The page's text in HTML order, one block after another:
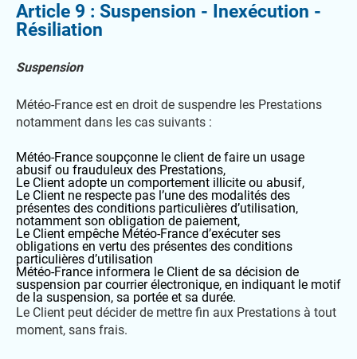
Article 9 : Suspension - Inexécution -
Résiliation
Suspension
Météo-France est en droit de suspendre les Prestations
notamment dans les cas suivants :
Météo-France soupçonne le client de faire un usage
abusif ou frauduleux des Prestations,
Le Client adopte un comportement illicite ou abusif,
Le Client ne respecte pas l’une des modalités des
présentes des conditions particulières d’utilisation,
notamment son obligation de paiement,
Le Client empêche Météo-France d’exécuter ses
obligations en vertu des présentes des conditions
particulières d’utilisation
Météo-France informera le Client de sa décision de
suspension par courrier électronique, en indiquant le motif
de la suspension, sa portée et sa durée.
Le Client peut décider de mettre fin aux Prestations à tout
moment, sans frais.